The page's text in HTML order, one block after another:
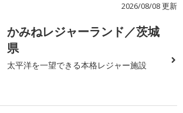
2026/08/08 更新
かみねレジャーランド／茨城
県
太平洋を一望できる本格レジャー施設